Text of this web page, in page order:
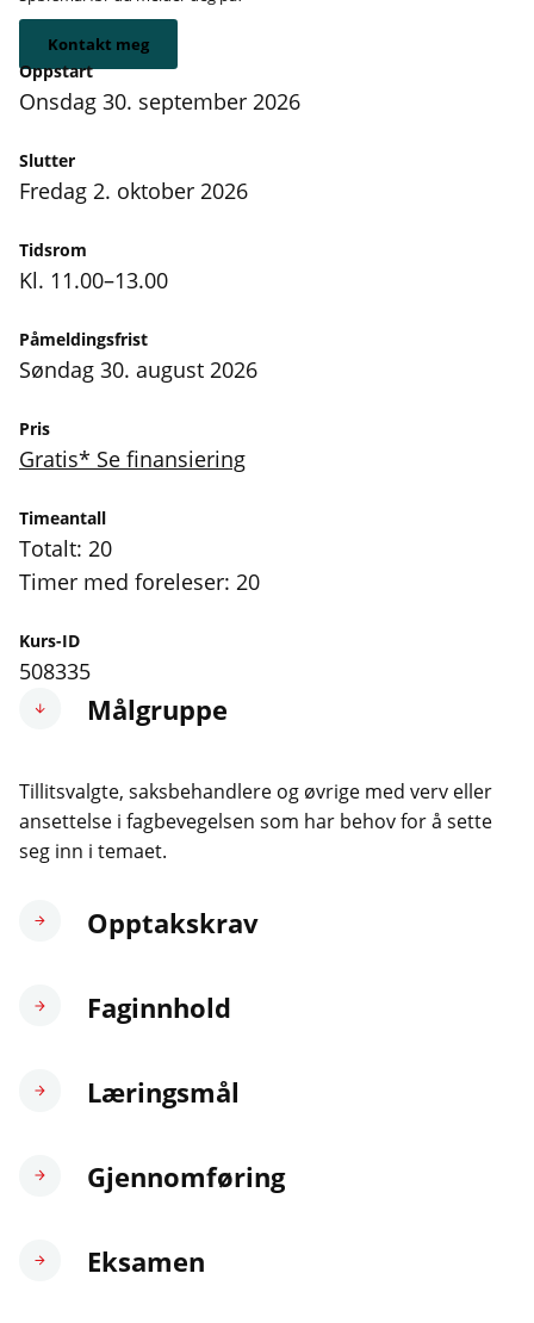
Kontakt meg
Målgruppe
Tillitsvalgte, saksbehandlere og øvrige med verv eller
ansettelse i fagbevegelsen som har behov for å sette
seg inn i temaet.
Opptakskrav
Faginnhold
Læringsmål
Gjennomføring
Eksamen
Oppstart
onsdag 30. september 2026
Slutter
fredag 2. oktober 2026
Tidsrom
Kl. 11.00–13.00
Påmeldingsfrist
søndag 30. august 2026
Pris
Gratis* Se finansiering
Timeantall
Totalt: 20
Timer med foreleser: 20
Kurs-ID
508335